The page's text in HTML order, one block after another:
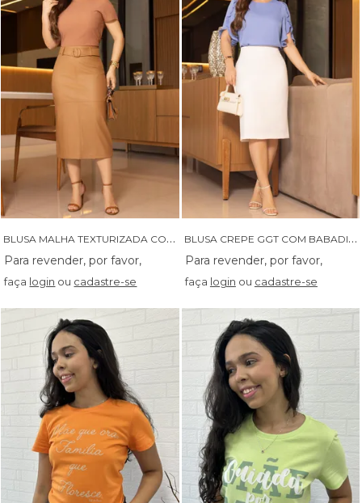
B
LUSA MALHA TEXTURIZADA COM GOLA ALTA - 05877
faça login ou cadastre-se
B
LUSA CREPE GGT COM BABADINHO NAS MANGAS - 05873
faça login ou cadastre-se